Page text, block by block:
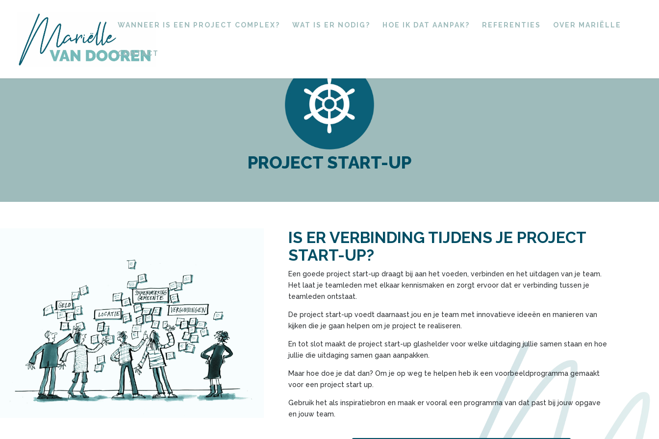
WANNEER IS EEN PROJECT COMPLEX? WAT IS ER NODIG? HOE IK DAT AANPAK? REFERENTIES OVER MARIËLLE
CONTACT
PROJECT START-UP
IS ER VERBINDING TIJDENS JE PROJECT
START-UP?
Een goede project start-up draagt bij aan het voeden, verbinden en het uitdagen van je team.
Het laat je teamleden met elkaar kennismaken en zorgt ervoor dat er verbinding tussen je
teamleden ontstaat.
De project start-up voedt daarnaast jou en je team met innovatieve ideeën en manieren van
kijken die je gaan helpen om je project te realiseren.
En tot slot maakt de project start-up glashelder voor welke uitdaging jullie samen staan en hoe
jullie die uitdaging samen gaan aanpakken.
Maar hoe doe je dat dan? Om je op weg te helpen heb ik een voorbeeldprogramma gemaakt
voor een project start up.
Gebruik het als inspiratiebron en maak er vooral een programma van dat past bij jouw opgave
en jouw team.